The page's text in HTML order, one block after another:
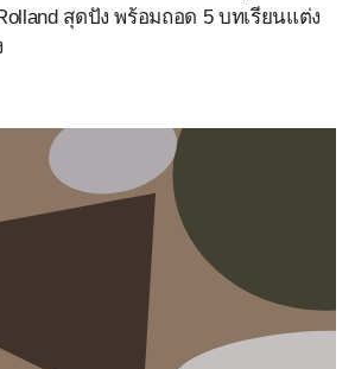
สุดปัง พร้อมถอด 5 บทเรียนแต่ง